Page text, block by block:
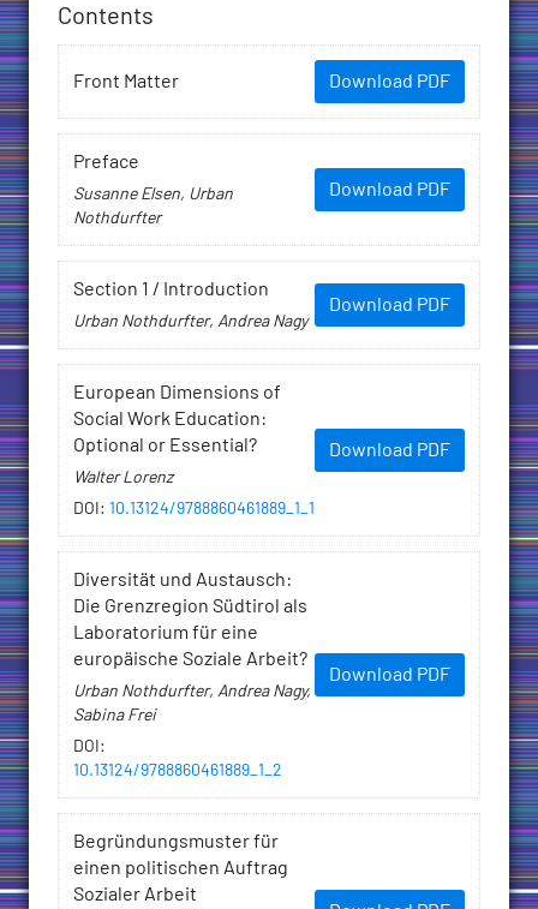
Contents
Front Matter Download PDF
Preface
Susanne Elsen, Urban
Nothdurfter
Download PDF
Section 1 / Introduction
Urban Nothdurfter, Andrea Nagy
Download PDF
European Dimensions of
Social Work Education:
Optional or Essential?
Walter Lorenz
DOI : 10.13124/9788860461889_1_1
Download PDF
Diversität und Austausch:
Die Grenzregion Südtirol als
Laboratorium für eine
europäische Soziale Arbeit?
Urban Nothdurfter, Andrea Nagy,
Sabina Frei
DOI :
10.13124/9788860461889_1_2
Download PDF
Begründungsmuster für
einen politischen Auftrag
Sozialer Arbeit